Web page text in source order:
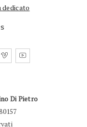
dedicato
Di Pietro